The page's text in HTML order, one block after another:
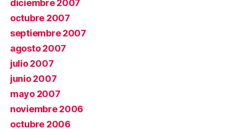
diciembre 2007
octubre 2007
septiembre 2007
agosto 2007
julio 2007
junio 2007
mayo 2007
noviembre 2006
octubre 2006